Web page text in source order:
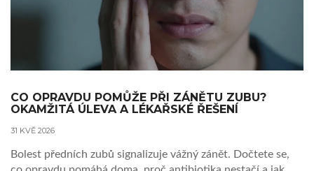
CO OPRAVDU POMŮŽE PŘI ZÁNĚTU ZUBU?
OKAMŽITÁ ÚLEVA A LÉKAŘSKÉ ŘEŠENÍ
31 KVĚ 2026
Bolest předních zubů signalizuje vážný zánět. Dočtete se,